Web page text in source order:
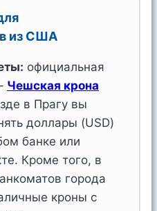
из США
официальная
Чешская крона
в Прагу вы
доллары (USD)
банке или
Кроме того, в
города
кроны с